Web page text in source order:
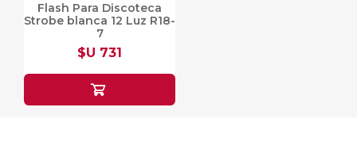
Flash Para Discoteca
Strobe blanca 12 Luz R18-
7
$U 731